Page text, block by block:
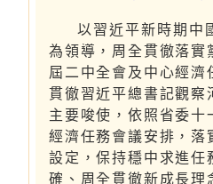
以習近平新時期中
為領導，周全貫徹落實
屆二中全會及中心經濟
貫徹習近平總書記觀察
主要唆使，依照省委十
經濟任務會議安排，落
設定，保持穩中求進任
確、周全貫徹新成長理